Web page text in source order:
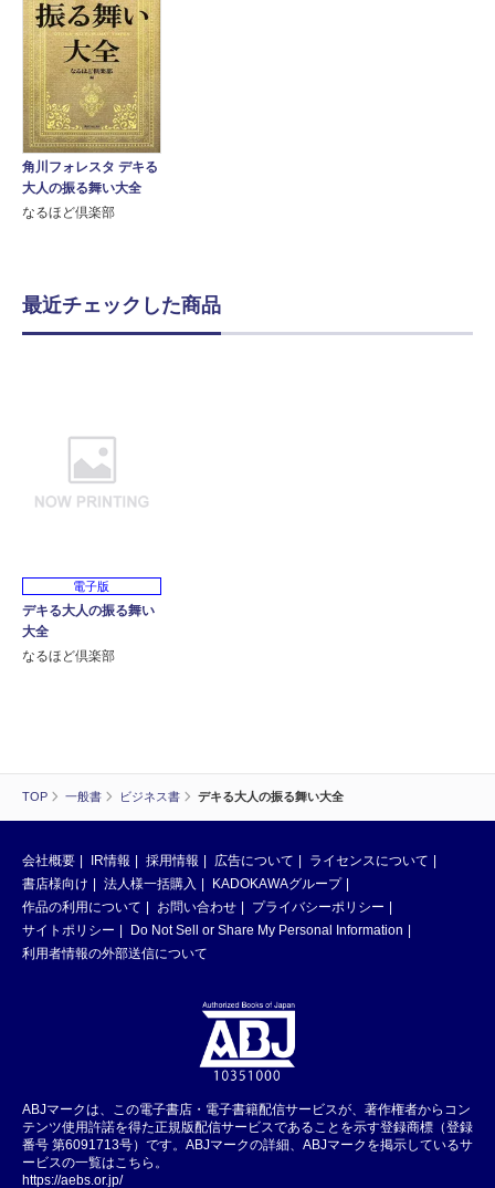
TOP 一般書 ビジネス書 デキる大人の振る舞い大全
角川フォレスタ デキる
大人の振る舞い大全
なるほど倶楽部
最近チェックした商品
電子版
デキる大人の振る舞い
大全
なるほど倶楽部
会社概要 IR情報 採用情報 広告について
ライセンスについて
書店様向け
法人様一括購入
KADOKAWAグループ
作品の利用について
お問い合わせ
プライバシーポリシー
サイトポリシー
Do Not Sell or Share My Personal Information
利用者情報の外部送信について
ABJマークは、この電子書店・電子書籍配信サービスが、著作権者からコン
テンツ使用許諾を得た正規版配信サービスであることを示す登録商標（登録
番号 第6091713号）です。ABJマークの詳細、ABJマークを掲示しているサ
ービスの一覧はこちら。
https://aebs.or.jp/